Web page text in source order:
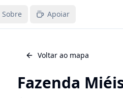
Sobre Apoiar
Voltar ao mapa
Fazenda